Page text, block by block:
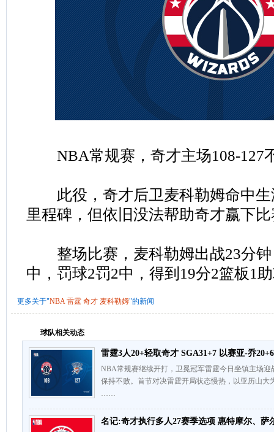
NBA常规赛，奇才主场108-127
此役，奇才后卫麦科勒姆命中生
里程碑，但依旧没法帮助奇才赢下
整场比赛，麦科勒姆出战23分钟
中，罚球2罚2中，得到19分2篮板1
更多关于"NBA 雷霆 奇才 麦科勒姆"的新闻
球队相关动态
雷霆3人20+轻取奇才 SGA31+7 以赛亚-乔20+6
NBA常规赛继续开打，卫冕冠军雷霆今日坐镇主场
保持不败。首节对决雷霆开局状态慢热，以亚历山大
……
名记:奇才执行多人27赛季选项 惠特摩尔、萨